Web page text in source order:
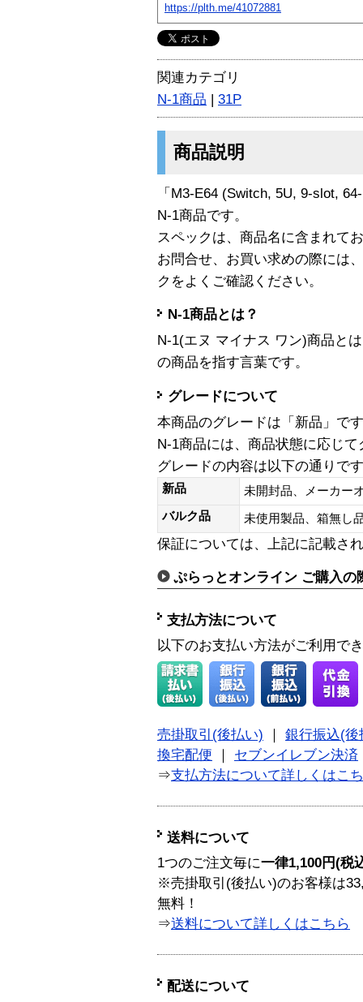
https://plth.me/41072881
関連カテゴリ
N-1商品 | 31P
商品説明
「M3-E64 (Switch, 5U, 9-slot,
N-1商品です。
スペックは、商品名に含まれて
お問合せ、お買い求めの際には
クをよくご確認ください。
N-1商品とは？
N-1(エヌ マイナス ワン)商品と
の商品を指す言葉です。
グレードについて
本商品のグレードは「新品」です
N-1商品には、商品状態に応じ
グレードの内容は以下の通りで
新品
未開封品、メーカー
バルク品
未使用製品、箱無
保証については、上記に記載さ
ぷらっとオンライン ご購入の
支払方法について
以下のお支払い方法がご利用で
売掛取引(後払い)
銀行振込(後
換宅配便
セブンイレブン決済
⇒支払方法について詳しくはこ
送料について
1つのご注文毎に一律1,100円(税
※売掛取引(後払い)のお客様は
無料！
⇒送料について詳しくはこちら
配送について